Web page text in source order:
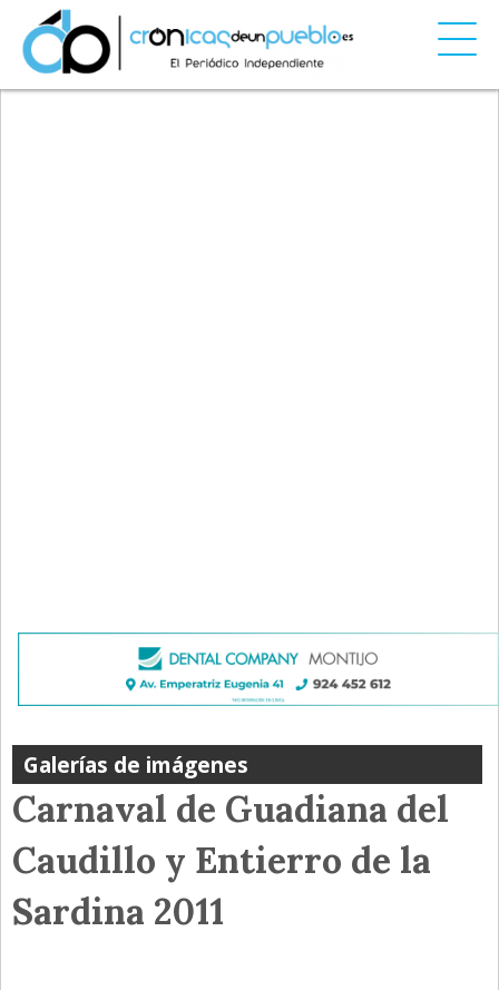
Galerías de imágenes
Carnaval de Guadiana del
Caudillo y Entierro de la
Sardina 2011